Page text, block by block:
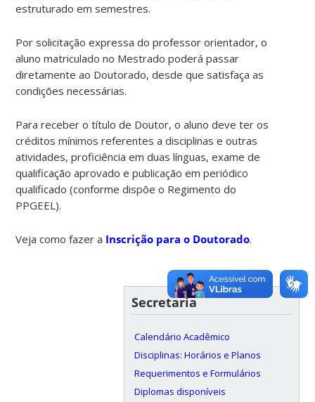
estruturado em semestres.
Por solicitação expressa do professor orientador, o
aluno matriculado no Mestrado poderá passar
diretamente ao Doutorado, desde que satisfaça as
condições necessárias.
Para receber o título de Doutor, o aluno deve ter os
créditos mínimos referentes a disciplinas e outras
atividades, proficiência em duas línguas, exame de
qualificação aprovado e publicação em periódico
qualificado (conforme dispõe o Regimento do
PPGEEL).
Veja como fazer a Inscrição para o Doutorado.
Secretaria
Calendário Acadêmico
Disciplinas: Horários e Planos
Requerimentos e Formulários
Diplomas disponíveis